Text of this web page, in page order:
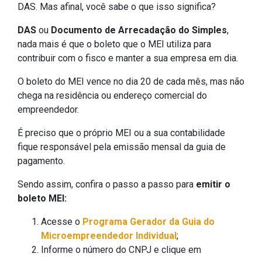
DAS. Mas afinal, você sabe o que isso significa?
DAS ou Documento de Arrecadação do Simples,
nada mais é que o boleto que o MEI utiliza para
contribuir com o fisco e manter a sua empresa em dia.
O boleto do MEI vence no dia 20 de cada mês, mas não
chega na residência ou endereço comercial do
empreendedor.
É preciso que o próprio MEI ou a sua contabilidade
fique responsável pela emissão mensal da guia de
pagamento.
Sendo assim, confira o passo a passo para emitir o
boleto MEI:
Acesse o Programa Gerador da Guia do
Microempreendedor Individual;
Informe o número do CNPJ e clique em